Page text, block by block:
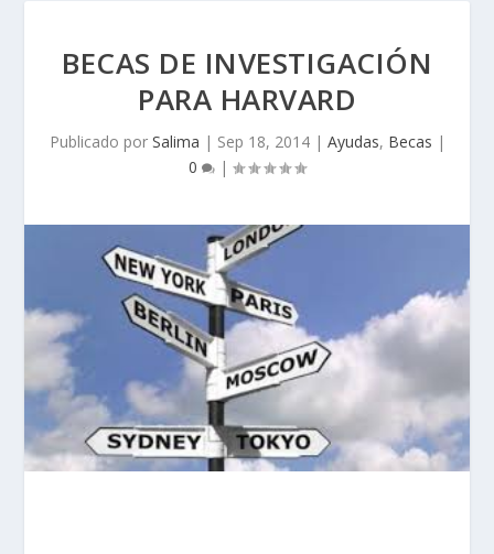
BECAS DE INVESTIGACIÓN
PARA HARVARD
Publicado por Salima | Sep 18, 2014| Ayudas, Becas |
0
|